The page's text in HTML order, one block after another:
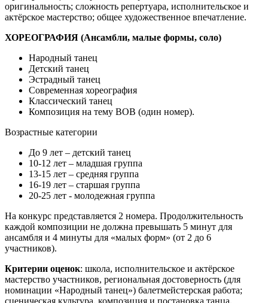
оригинальность; сложность репертуара, исполнительское и
актёрское мастерство; общее художественное впечатление.
ХОРЕОГРАФИЯ (Ансамбли, малые формы, соло)
Народный танец
Детский танец
Эстрадный танец
Современная хореография
Классический танец
Композиция на тему ВОВ (один номер).
Возрастные категории
До 9 лет – детский танец
10-12 лет – младшая группа
13-15 лет – средняя группа
16-19 лет – старшая группа
20-25 лет - молодежная группа
На конкурс представляется 2 номера. Продолжительность
каждой композиции не должна превышать 5 минут для
ансамбля и 4 минуты для «малых форм» (от 2 до 6
участников).
Критерии оценок: школа, исполнительское и актёрское
мастерство участников, региональная достоверность (для
номинации «Народный танец») балетмейстерская работа;
сценическая культура, композиция и постановка танца,